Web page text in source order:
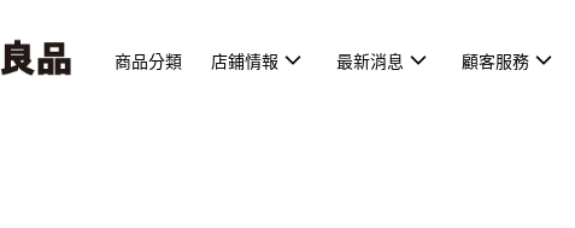
商品分類 店鋪情報 最新消息 顧客服務